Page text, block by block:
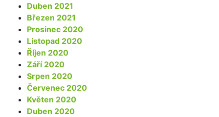
Duben 2021
Březen 2021
Prosinec 2020
Listopad 2020
Říjen 2020
Září 2020
Srpen 2020
Červenec 2020
Květen 2020
Duben 2020